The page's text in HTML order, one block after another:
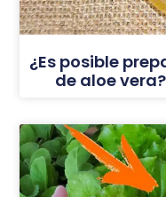
¿Es posible
de aloe